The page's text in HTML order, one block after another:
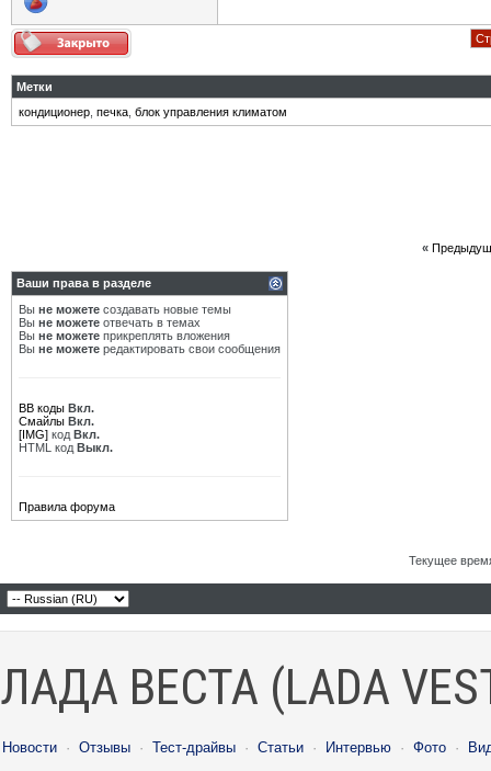
Метки
кондиционер печка блок управления климатом
«
Ваши права в разделе
Вы не можете создавать новые темы
Вы не можете отвечать в темах
Вы не можете прикреплять вложения
Вы не можете редактировать свои сообщения
BB коды Вкл.
Смайлы Вкл.
[IMG] код Вкл.
HTML код Выкл.
Правила форума
Текущее
ЛАДА ВЕСТА (LADA
Новости · Отзывы · Тест-драйвы · Статьи · Интервью · Фото ·